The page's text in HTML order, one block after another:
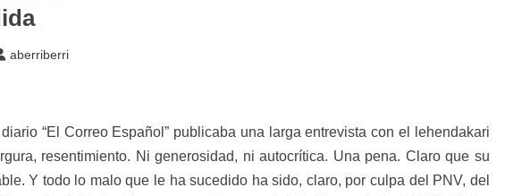
aberriberri
“El Correo Español” publicaba una larga entrevista con el lehendakari
resentimiento. Ni generosidad, ni autocrítica. Una pena. Claro que su
Y todo lo malo que le ha sucedido ha sido, claro, por culpa del PNV, del